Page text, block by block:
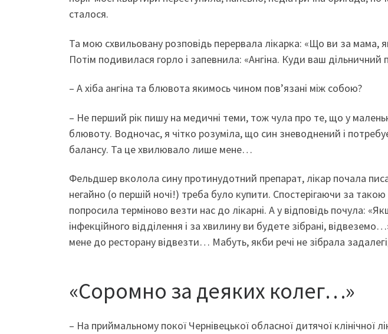
сталося.
Та мою схвильовану розповідь перервала лікарка: «Що ви за мама,
Потім подивилася горло і запевнила: «Ангіна. Куди ваш дільничний
– А хіба ангіна та блювота якимось чином пов’язані між собою?
– Не перший рік пишу на медичні теми, тож чула про те, що у
блювоту. Водночас, я чітко розуміла, що син зневоднений і
балансу. Та це хвилювало лише мене…
Фельдшер вколола сину протинудотний препарат, лікар почала
негайно (о першій ночі!) треба було купити. Спостерігаючи за такою
попросила терміново везти нас до лікарні. А у відповідь почула:
інфекційного відділення і за хвилину ви будете зібрані,
мене до ресторану відвезти… Мабуть, якби речі не зібрала
«Соромно за деяких колег…»
– На приймальному покої Чернівецької обласної дитячої клінічної